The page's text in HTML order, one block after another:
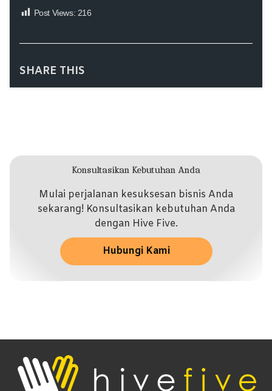
Post Views: 216
SHARE THIS
Konsultasikan Kebutuhan Anda
Mulai perjalanan kesuksesan bisnis Anda
sekarang! Konsultasikan kebutuhan Anda
dengan Hive Five.
Hubungi Kami